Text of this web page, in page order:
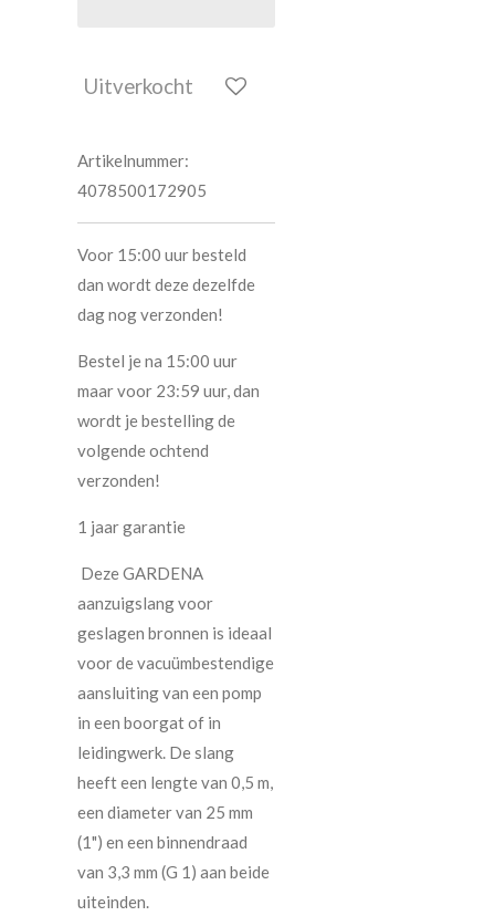
Uitverkocht
Artikelnummer:
4078500172905
Voor 15:00 uur besteld
dan wordt deze dezelfde
dag nog verzonden!
Bestel je na 15:00 uur
maar voor 23:59 uur, dan
wordt je bestelling de
volgende ochtend
verzonden!
1 jaar garantie
Deze GARDENA
aanzuigslang voor
geslagen bronnen is ideaal
voor de vacuümbestendige
aansluiting van een pomp
in een boorgat of in
leidingwerk. De slang
heeft een lengte van 0,5 m,
een diameter van 25 mm
(1") en een binnendraad
van 3,3 mm (G 1) aan beide
uiteinden.